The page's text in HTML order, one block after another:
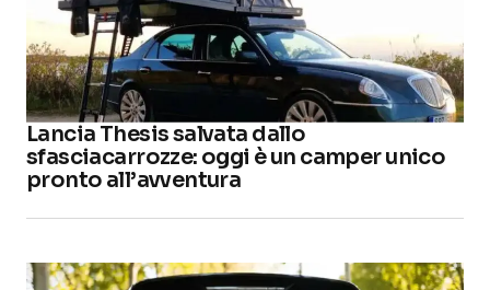
Lancia Thesis salvata dallo
sfasciacarrozze: oggi è un camper unico
pronto all’avventura